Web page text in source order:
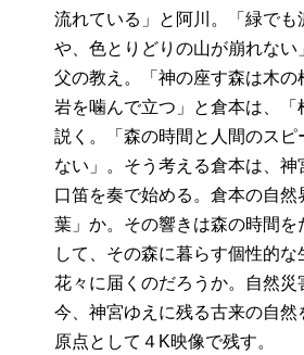
流れている」と阿川。「緑でも
や、色とりどりの山が崩れない
父の教え。「神の座す森は木の
岩を噛んで立つ」と倉本は、「
説く。「森の時間と人間のスピ
ない」。そう考える倉本は、神
口笛を奏で始める。倉本の自然
葉」か。その響きは森の時間を
して、その森に暮らす個性的な
花々に届くのだろうか。自然災
今、神宮ゆえに残る古来の自然
原点として４K映像で残す。